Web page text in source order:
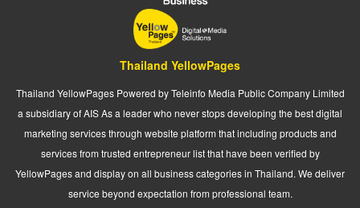
Thailand YellowPages
Thailand YellowPages Powered by Teleinfo Media Public Company Limited
a subsidiary of AIS As a leader who never stops developing the best digital
marketing services through website platform that including products and
services from trusted entrepreneur list that have been verified by
YellowPages and display on all business categories in Thailand. We deliver
service beyond expectation from professional team.